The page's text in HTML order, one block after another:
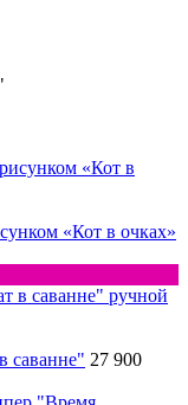
«Кот в очках»
саванне" 27 900